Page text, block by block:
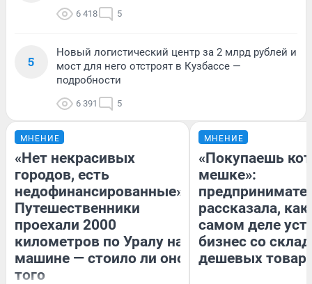
6 418 5
5
Новый логистический центр за 2 млрд рублей и
мост для него отстроят в Кузбассе —
подробности
6 391 5
МНЕНИЕ
«Нет некрасивых
городов, есть
недофинансированные».
Путешественники
проехали 2000
километров по Уралу на
машине — стоило ли оно
того
МНЕНИЕ
«Покупаешь
мешке»:
рассказала, как
самом деле
бизнес со
дешевых